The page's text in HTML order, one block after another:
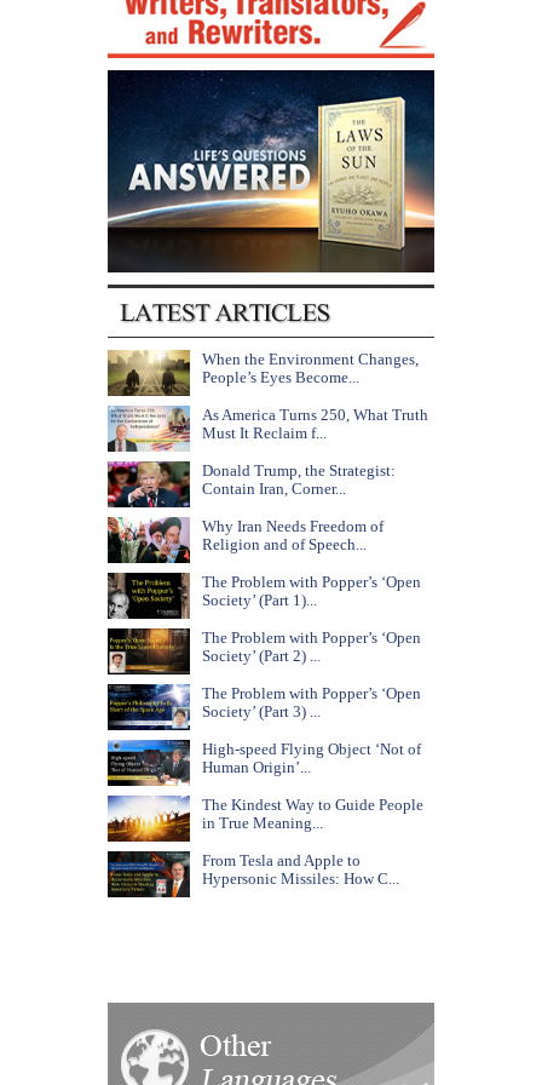
When the Environment Changes,
People’s Eyes Become...
As America Turns 250, What Truth
Must It Reclaim f...
Donald Trump, the Strategist:
Contain Iran, Corner...
Why Iran Needs Freedom of
Religion and of Speech...
The Problem with Popper’s ‘Open
Society’ (Part 1)...
The Problem with Popper’s ‘Open
Society’ (Part 2) ...
The Problem with Popper’s ‘Open
Society’ (Part 3) ...
High-speed Flying Object ‘Not of
Human Origin’...
The Kindest Way to Guide People
in True Meaning...
From Tesla and Apple to
Hypersonic Missiles: How C...